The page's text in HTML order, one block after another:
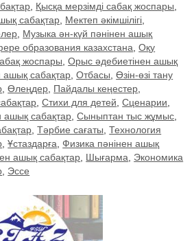
Қысқа мерзімді сабақ жоспары
сабақтар
Мектеп әкімшілігі
Музыка ән-күй пәнінен ашық
образования казахстана ,Оқу
жоспары ,Орыс әдебиетінен ашық
ашық сабақтар ,Отбасы ,Өзін-өзі тану
,Өлеңдер Пайдалы кеңестер
,Стихи для детей ,Сценарии
ашық сабақтар ,Сыныптан тыс жұмыс
,Тәрбие сағаты ,Технология
,Ұстаздарға ,Физика пәнінен ашық
ашық сабақтар Шығарма
Экономика
Эссе